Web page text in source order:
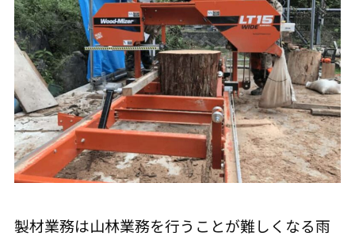
製材業務は山林業務を行うことが難しくなる雨